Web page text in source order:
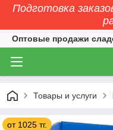
Подготовка
Оптовые продажи
Товары и услуги
от 1025 тг.